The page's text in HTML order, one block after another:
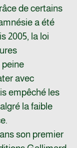
de certains
a été
2005, la loi
avec
empêché les
la faible
son premier